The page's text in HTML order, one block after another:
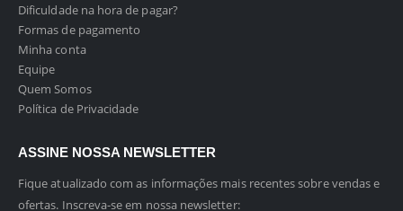
Dificuldade na hora de pagar?
Formas de pagamento
Minha conta
Equipe
Quem Somos
Política de Privacidade
ASSINE NOSSA NEWSLETTER
Fique atualizado com as informações mais recentes sobre vendas e
ofertas. Inscreva-se em nossa newsletter: